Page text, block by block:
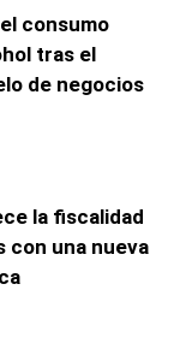
consumo
tras el
de negocios
la fiscalidad
con una nueva